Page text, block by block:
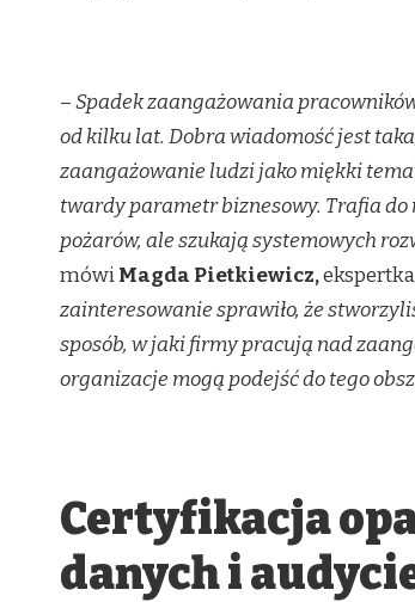
PIERWSZY
POLSCE
CERTYFIKAT
ZARZĄDZANIA
ZAANGAŻOWANIEM
–Spadek zaangażowania
od kilku lat. Dobra wiadomość jest
zaangażowanie ludzi jako miękki
twardy parametr biznesowy. Trafia do
pożarów, ale szukają systemowych
mówiMagda Pietkiewicz,
zainteresowanie sprawiło, że
sposób, w jaki firmy pracują nad
organizacje mogą podejść do tego
Certyfikacja
danych i